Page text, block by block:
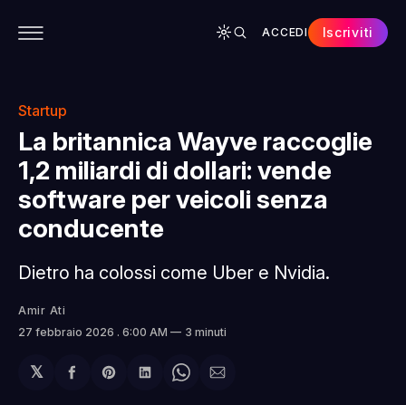
ACCEDI Iscriviti
Startup
La britannica Wayve raccoglie
1,2 miliardi di dollari: vende
software per veicoli senza
conducente
Dietro ha colossi come Uber e Nvidia.
Amir Ati
27 febbraio 2026 . 6:00 AM 3 minuti
𝕏
Condividi
ShareCondividi
ShareCondividi